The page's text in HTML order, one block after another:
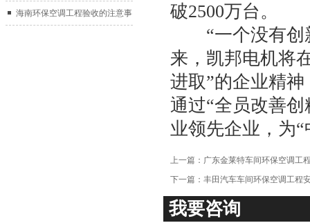
2017中国制冷展
海南环保空调工程验收的注意事
破2500万台。
“一个没有创
来，凯邦电机将
进取”的企业精
通过“全员改善
业领先企业，为
上一篇： 广东金莱特车间环保空调工
下一篇： 丰田汽车车间环保空调工程
我要咨询